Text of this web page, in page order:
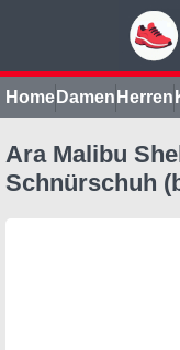
Home Damen Herren
Ara Malibu
Schnürschuh